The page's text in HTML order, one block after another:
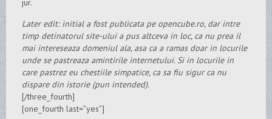
jur.
Later edit: initial a fost publicata pe opencube.ro, dar intre
timp detinatorul site-ului a pus altceva in loc, ca nu prea il
mai intereseaza domeniul ala, asa ca a ramas doar in locurile
unde se pastreaza amintirile internetului. Si in locurile in
care pastrez eu chestiile simpatice, ca sa fiu sigur ca nu
dispare din istorie (pun intended).
[/three_fourth]
[one_fourth last=”yes”]